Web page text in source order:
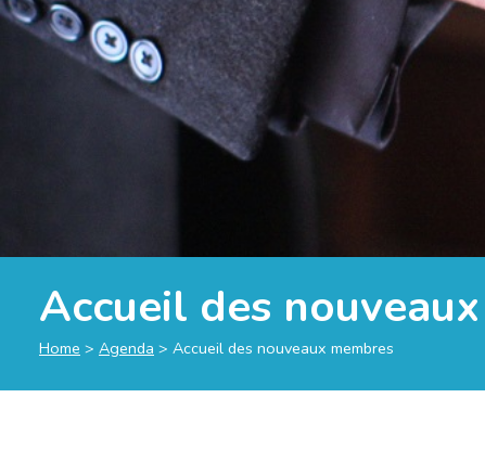
Accueil des
Home > Agenda > Accueil des nouveaux membres